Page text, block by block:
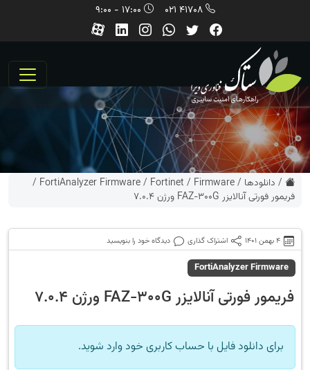
41708 021
/ دانلودها /
Firmware
/
Fortinet
/
FortiAnalyzer Firmware
/
فریمور فورتی آنالایزر FAZ-300G ورژن 7.0.4
4 بهمن 1401 اشتراک گذاری دیدگاه خود را بنویسید
FortiAnalyzer Firmware
فریمور فورتی آنالایزر FAZ-300G ورژن 7.0.4
برای دانلود فایل با حساب کاربری خود وارد شوید.